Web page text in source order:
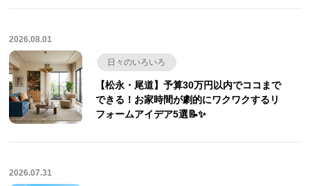
2026.08.01
日々のいろいろ
【松永・尾道】予算30万円以内でココまで
できる！お家時間が劇的にワクワクするリ
フォームアイデア5選📝✨
2026.07.31